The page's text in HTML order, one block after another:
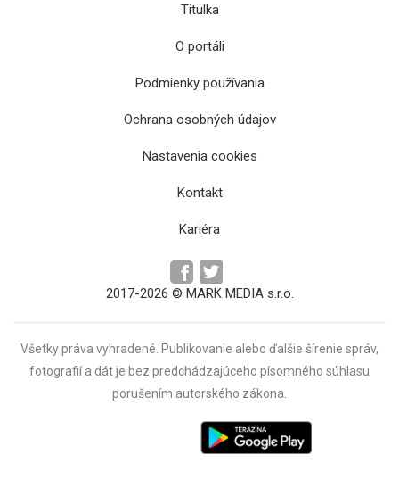
Na východnom Slovensku budú pôsobiť
štyria noví sudcovia
Ústavný súd otvára svoje brány pre verejnosť
Titulka
O portáli
Podmienky používania
Ochrana osobných údajov
Nastavenia cookies
Kontakt
Kariéra
2017-2026 © MARK MEDIA s.r.o.
Všetky práva vyhradené. Publikovanie alebo ďalšie šírenie správ,
fotografií a dát je bez predchádzajúceho písomného súhlasu
porušením autorského zákona.